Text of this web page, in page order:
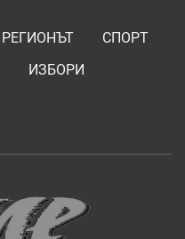
РЕГИОНЪТ
СПОРТ
ИЗБОРИ